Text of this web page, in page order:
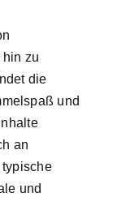
zu
die
und
an
und